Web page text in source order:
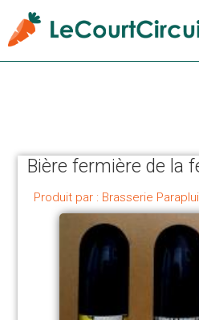
Bière fermière de la
Produit par : Brasserie